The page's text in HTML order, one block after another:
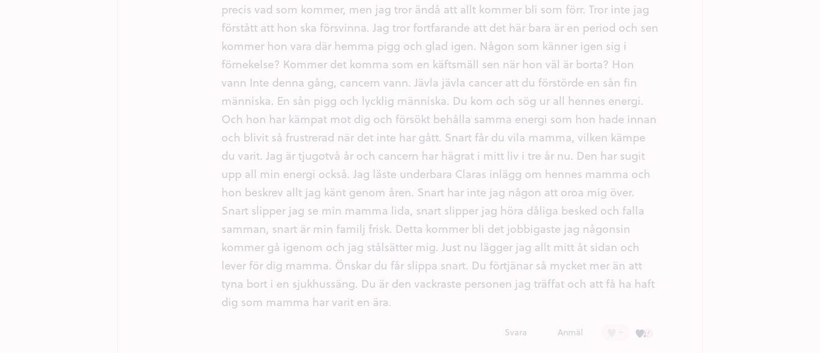
precis vad som kommer, men jag tror ändå att allt kommer bli som förr. Tror inte jag
förstått att hon ska försvinna. Jag tror fortfarande att det här bara är en period och sen
kommer hon vara där hemma pigg och glad igen. Någon som känner igen sig i
förnekelse? Kommer det komma som en käftsmäll sen när hon väl är borta? Hon
vann Inte denna gång, cancern vann. Jävla jävla cancer att du förstörde en sån fin
människa. En sån pigg och lycklig människa. Du kom och sög ur all hennes energi.
Och hon har kämpat mot dig och försökt behålla samma energi som hon hade innan
och blivit så frustrerad när det inte har gått. Snart får du vila mamma, vilken kämpe
du varit. Jag är tjugotvå år och cancern har hägrat i mitt liv i tre år nu. Den har sugit
upp all min energi också. Jag läste underbara Claras inlägg om hennes mamma och
hon beskrev allt jag känt genom åren. Snart har inte jag någon att oroa mig över.
Snart slipper jag se min mamma lida, snart slipper jag höra dåliga besked och falla
samman, snart är min familj frisk. Detta kommer bli det jobbigaste jag någonsin
kommer gå igenom och jag stålsätter mig. Just nu lägger jag allt mitt åt sidan och
lever för dig mamma. Önskar du får slippa snart. Du förtjänar så mycket mer än att
tyna bort i en sjukhussäng. Du är den vackraste personen jag träffat och att få ha haft
dig som mamma har varit en ära.
Anmäl
Svara Kärlek (9)
Ledsen (3)